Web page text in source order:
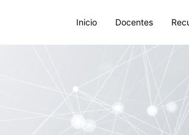
Inicio Docentes